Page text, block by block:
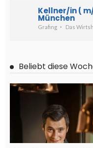
Kellner/in (
München
Grafing Das
Beliebt diese